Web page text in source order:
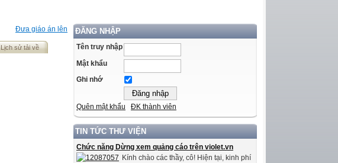
ĐĂNG NHẬP
Tên truy nhập
Mật khẩu
Ghi nhớ
Quên mật khẩu ĐK thành viên
TIN TỨC THƯ VIỆN
Chức năng Dừng xem quảng cáo trên violet.vn
Kính chào các thầy, cô! Hiện tại, kinh phí
Đưa giáo án lên
Lịch sử tải về